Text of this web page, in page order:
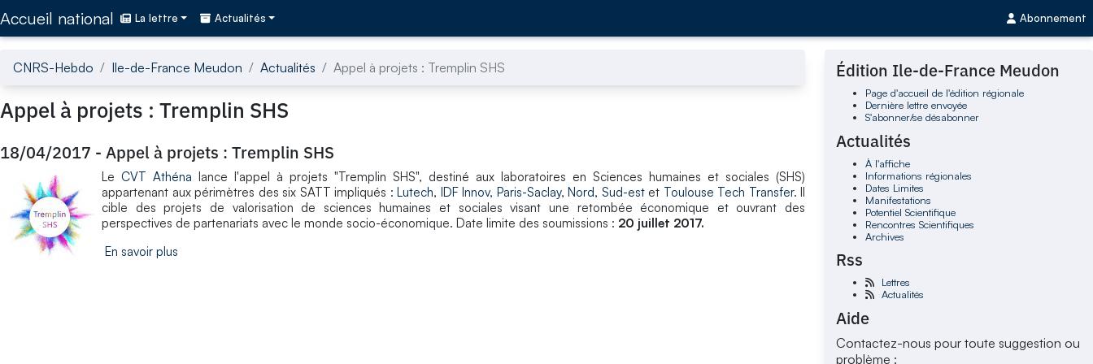
Accueil national La lettre Actualités Abonnement
CNRS-Hebdo Ile-de-France Meudon Actualités Appel à projets : Tremplin SHS
Appel à projets : Tremplin SHS
18/04/2017 - Appel à projets : Tremplin SHS
Le CVT Athéna lance l'appel à projets "Tremplin SHS", destiné aux laboratoires en Sciences humaines et sociales (SHS)
appartenant aux périmètres des six SATT impliqués : Lutech, IDF Innov, Paris-Saclay, Nord, Sud-estet Toulouse Tech Transfer. Il
cible des projets de valorisation de sciences humaines et sociales visant une retombée économique et ouvrant des
perspectives de partenariats avec le monde socio-économique. Date limite des soumissions : 20 juillet 2017.
En savoir plus
Édition Ile-de-France Meudon
Page d'accueil de l'édition régionale
Dernière lettre envoyée
S'abonner/se désabonner
Actualités
À l'affiche
Informations régionales
Dates Limites
Manifestations
Potentiel Scientifique
Rencontres Scientifiques
Archives
Rss
Lettres
Actualités
Aide
Contactez-nous pour toute suggestion ou
problème :